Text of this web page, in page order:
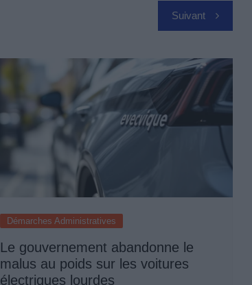
Suivant
Démarches Administratives
Le gouvernement abandonne le
malus au poids sur les voitures
électriques lourdes